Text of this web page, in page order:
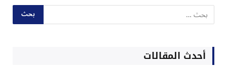
أحدث المقالات